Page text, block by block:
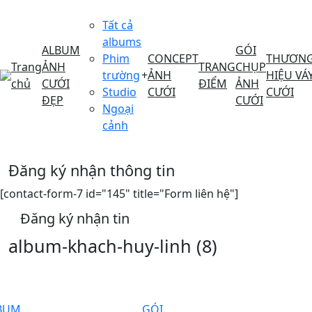
Trang
chủ
ALBUM
ẢNH
CƯỚI
ĐẸP
Tất cả
albums
Phim
trường
Studio
Ngoại
cảnh
+
CONCEPT
ẢNH
CƯỚI
TRANG
ĐIỂM
GÓI
CHỤP
ẢNH
CƯỚI
HIỆU
CƯỚI
Đăng ký nhận thông tin
[contact-form-7 id="145" title="Form liên hệ"]
Đăng ký nhận tin
album-khach-huy-linh (8)